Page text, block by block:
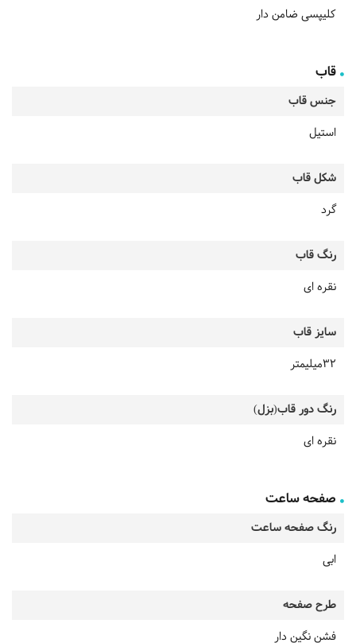
کلیپسی ضامن دار
قاب
جنس قاب
استیل
شکل قاب
گرد
رنگ قاب
نقره ای
سایز قاب
32میلیمتر
رنگ دور قاب(بزل)
نقره ای
صفحه ساعت
رنگ صفحه ساعت
ابی
طرح صفحه
فشن نگین دار